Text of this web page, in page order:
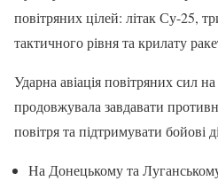
повітряних цілей: літак Су-25,
тактичного рівня та крилату
Ударна авіація повітряних сил
продовжувала завдавати
повітря та підтримувати бойові
На Донецькому та